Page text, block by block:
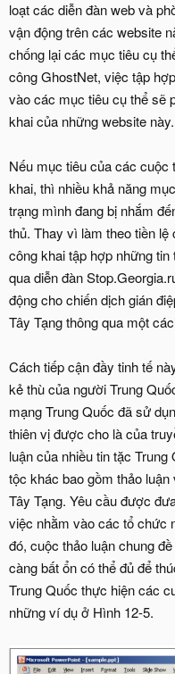
loạt các diễn đàn web và
vận động trên các website
chống lại các mục tiêu cụ
công GhostNet, việc tập
vào các mục tiêu cụ thể sẽ
khai của những website này.
Nếu mục tiêu của các cuộc
khai, thì nhiều khả năng
trạng mình đang bị nhắm
thủ. Thay vì làm theo tiền
công khai tập hợp những
qua diễn đàn
động cho chiến dịch gián
Tây Tạng thông qua một
Cách tiếp cận đầy tinh tế
kẻ thù của người Trung
mạng Trung Quốc đã sử
thiên vị được cho là của
luận của nhiều tin tặc
tộc khác bao gồm thảo
Tây Tạng. Yêu cầu được
việc nhằm vào các tổ chức
đó, cuộc thảo luận chung
càng bất ổn có thể đủ để
Trung Quốc thực hiện các
những ví dụ ở Hình 12-5.